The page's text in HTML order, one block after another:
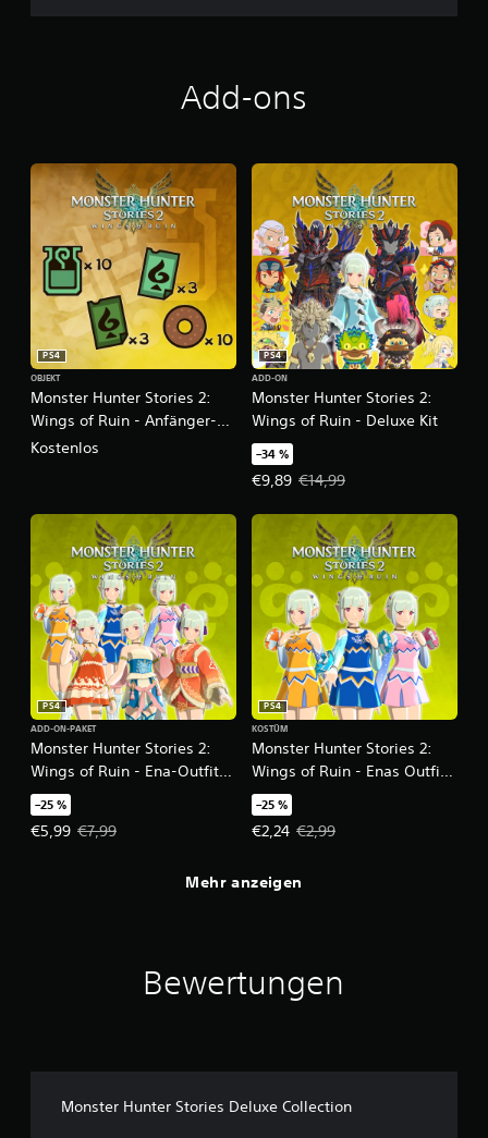
Add-ons
Monster Hunter Stories 2:
Wings of Ruin - Anfänger-
Paket
PS4
OBJEKT
Kostenlos
Monster Hunter Stories 2:
Wings of Ruin - Deluxe Kit
PS4
ADD-ON
–34 %
€9,89
Angebotspreis: €9,89
€14,99
Monster Hunter Stories 2:
Wings of Ruin - Ena-Outfit-
Paket
PS4
ADD-ON-PAKET
–25 %
€5,99
Angebotspreis: €5,99 Ursprünglicher Preis: €7,99
€7,99
Monster Hunter Stories 2:
Wings of Ruin - Enas Outfit:
Cheerleader-3er-Paket
(Blau/Orange/Pink)
PS4
KOSTÜM
–25 %
€2,24
Angebotspreis: €2,24
€2,99
Mehr anzeigen
Bewertungen
Monster Hunter Stories Deluxe Collection